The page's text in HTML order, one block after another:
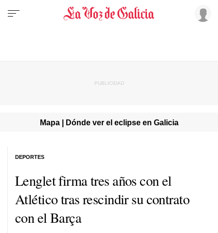
Mapa | Dónde ver el eclipse en Galicia
Lenglet firma tres años con el
Atlético tras rescindir su contrato
con el Barça
DEPORTES